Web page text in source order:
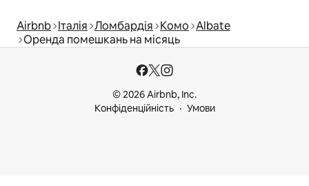
Airbnb Італія Ломбардія Комо Albate
Оренда помешкань на місяць
© 2026 Airbnb, Inc.
Конфіденційність
Умови